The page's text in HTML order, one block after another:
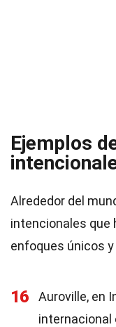
Ejemplos
Alrededor del
intencionales que
enfoques únicos
16
Auroville, en
internacional